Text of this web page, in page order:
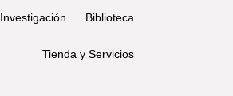
Investigación Biblioteca
Tienda y Servicios